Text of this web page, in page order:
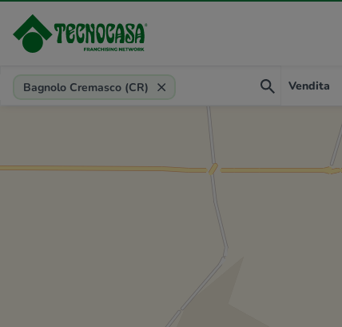
Provincia, comune, zona, riferimento
Bagnolo Cremasco (CR) Vendita